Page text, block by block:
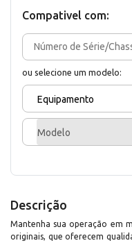
Compativel com:
ou selecione um modelo:
Equipamento
Modelo
Descrição
Mantenha sua operação em
originais, que oferecem